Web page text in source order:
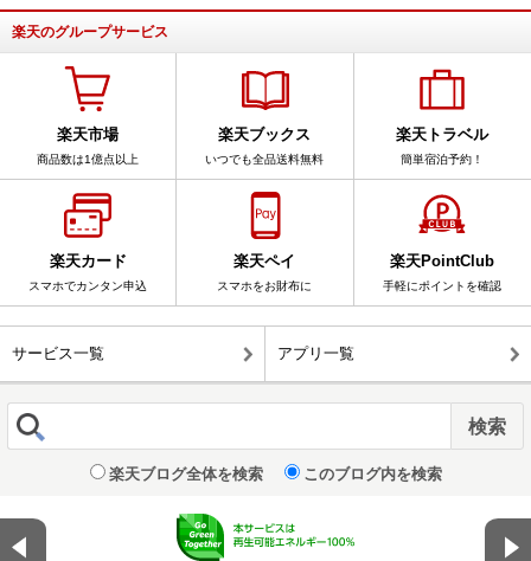
楽天のグループサービス
楽天市場
商品数は1億点以上
楽天ブックス
いつでも全品送料無料
楽天トラベル
簡単宿泊予約！
楽天カード
スマホでカンタン申込
楽天ペイ
スマホをお財布に
楽天PointClub
手軽にポイントを確認
サービス一覧 アプリ一覧
楽天ブログ全体を検索 このブログ内を検索